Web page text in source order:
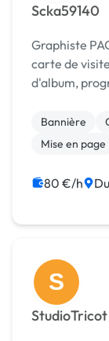
Scka59140
Graphiste
carte de
d'album,
Bannière
Mise en page
80 €/h
S
StudioTricot